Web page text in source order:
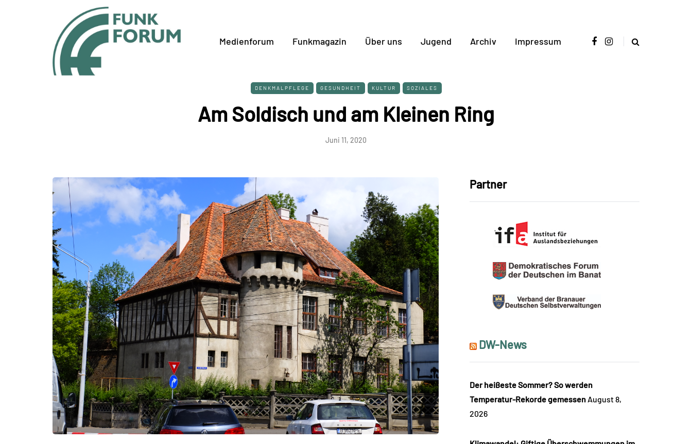
Medienforum Funkmagazin Über uns Jugend Archiv Impressum
DENKMALPFLEGE GESUNDHEIT KULTUR SOZIALES
Am Soldisch und am Kleinen Ring
Juni 11, 2020
Partner
DW-News
Der heißeste Sommer? So werden
Temperatur-Rekorde gemessen August 8,
2026